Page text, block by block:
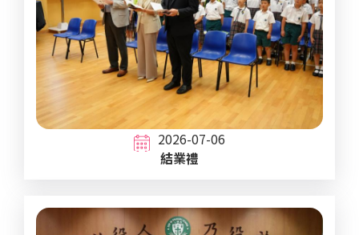
2026-07-06
結業禮